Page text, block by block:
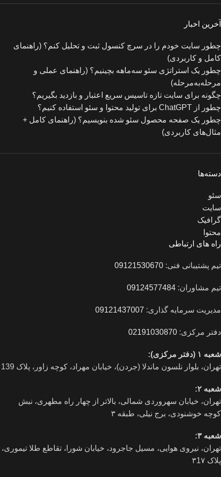
آخرین اخبار
چطور سایت خودم را در سرچ کنسول ثبت و تحلیل کنم؟ (راهنمای
کامل و کاربردی)
چطور یک استراتژی سئو سه‌ماهه بچینیم؟ (راهنمای عملی و
مرحله‌به‌مرحله)
چگونه برای سایت تازه‌ تاسیس سریع اعتبار و بازدید بگیریم؟
چطور از ChatGPT برای تولید محتوا و سئو استفاده کنیم؟
چطور یک صفحه محصول سئو شده بنویسیم؟ (راهنمای کامل +
مثال‌های کاربردی)
دسته‌ها
سئو
سایت
گرافیک
محتوا
راه های ارتباطی
تیم پشتیبانی فنی: 09121530670
تیم مشاوران: 09124577484
مدیریت سرمایه گذاری: 09121437007
دفتر مرکزی: 02191030870
شعبه ۱ (دفتر مرکزی):
تهران، بلوار نلسون ماندلا (جردن)، خیابان مهراد، کوچه زاور، پلاک 139
شعبه ۲:
تهران، خيابان سهروردی شمالی، بالاتر از چهار راه مطهری، نبش
کوچه خوشنودی، برج نیلی، طبقه ۳
شعبه ۳:
تهران، نیروی هوایی، مسیل جاجرود، خیابان شورا، تقاطع طلا تیموری،
پلاک ۳1۷